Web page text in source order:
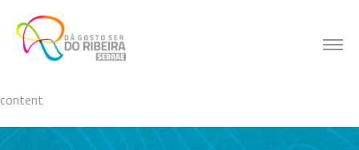
content
content